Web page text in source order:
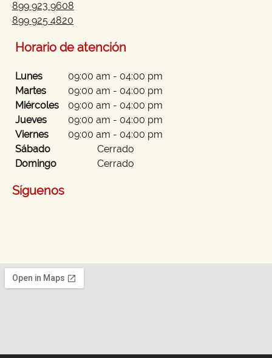
899 923 9608
899 925 4820
Horario de atención
Lunes 09:00 am - 04:00 pm
Martes
09:00 am - 04:00 pm
Miércoles
09:00 am - 04:00 pm
Jueves
09:00 am - 04:00 pm
Viernes
09:00 am - 04:00 pm
Sábado
Cerrado
Domingo
Cerrado
Síguenos